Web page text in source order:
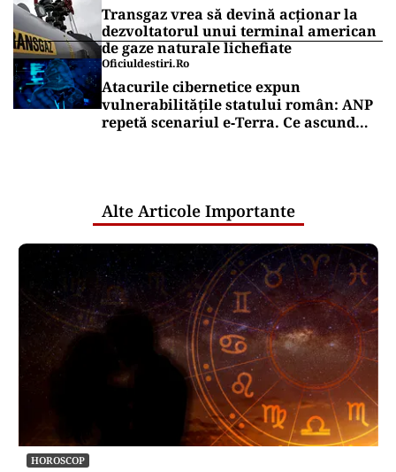
Transgaz vrea să devină acționar la
dezvoltatorul unui terminal american
de gaze naturale lichefiate
Oficiuldestiri.ro
Atacurile cibernetice expun
vulnerabilitățile statului român: ANP
repetă scenariul e‑Terra. Ce ascund
Alte Articole Importante
HOROSCOP